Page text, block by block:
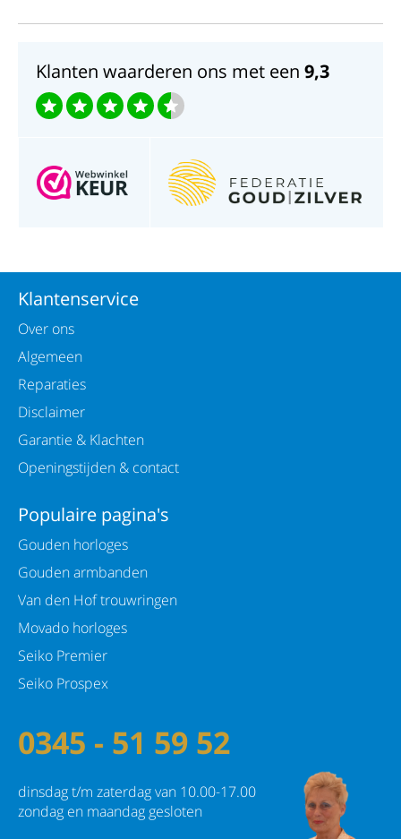
Klanten waarderen ons met een 9,3
Klantenservice
Over ons
Algemeen
Reparaties
Disclaimer
Garantie & Klachten
Openingstijden & contact
Populaire pagina's
Gouden horloges
Gouden armbanden
Van den Hof trouwringen
Movado horloges
Seiko Premier
Seiko Prospex
0345 - 51 59 52
dinsdag t/m zaterdag van 10.00-17.00
zondag en maandag gesloten